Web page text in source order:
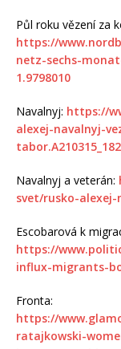
Půl roku vězení za
https://
netz-sechs-
1.9798010
Navalnyj: https://
alexej-navalnyj-
Navalnyj a veterán:
svet/rusko-alexej-
Escobarová k
https://
influx-migrants-
Fronta:
https://
ratajkowski-